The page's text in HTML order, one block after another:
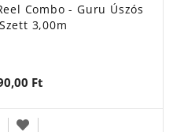
Combo - Guru Úszós
3,00m
Ft